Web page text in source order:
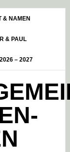
& NAMEN
& PAUL
– 2027